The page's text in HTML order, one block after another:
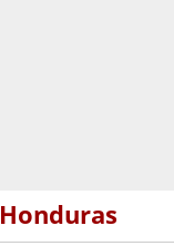
Honduras